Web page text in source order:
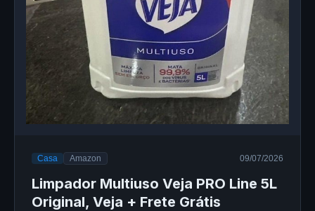
Casa Amazon 09/07/2026
Limpador Multiuso Veja PRO Line 5L
Original, Veja + Frete Grátis